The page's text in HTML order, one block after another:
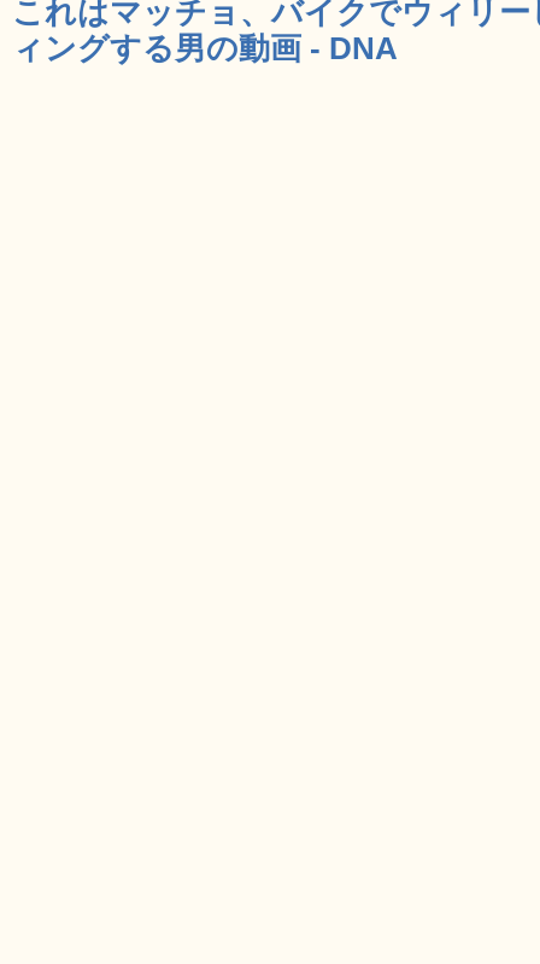
これはマッチョ、バイクでウィリ
ィングする男の動画 - DNA